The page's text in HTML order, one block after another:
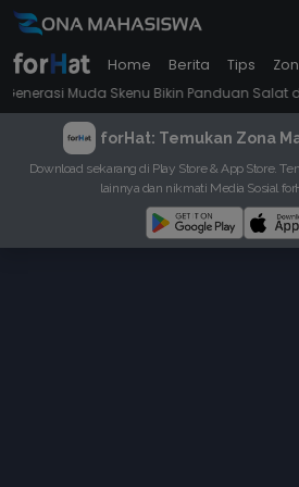
Home Berita Tips
Skenu Bikin Panduan Salat dengan Gaya
forHat: Temukan Zona
Download sekarang di Play Store & App Store.
lainnya dan nikmati Media Sosial